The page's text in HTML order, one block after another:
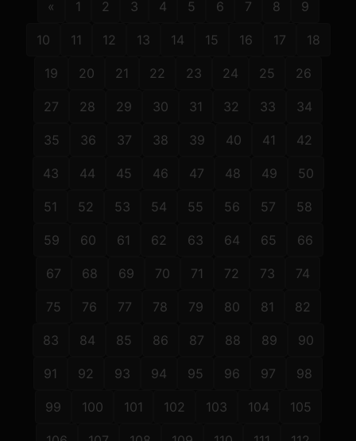
« 1 2 3 4 5 6 7 8 9
10 11 12 13 14 15 16 17 18
19 20 21 22 23 24 25 26
27 28 29 30 31 32 33 34
35 36 37 38 39 40 41 42
43 44 45 46 47 48 49 50
51 52 53 54 55 56 57 58
59 60 61 62 63 64 65 66
67 68 69 70 71 72 73 74
75 76 77 78 79 80 81 82
83 84 85 86 87 88 89 90
91 92 93 94 95 96 97 98
99 100 101 102 103 104 105